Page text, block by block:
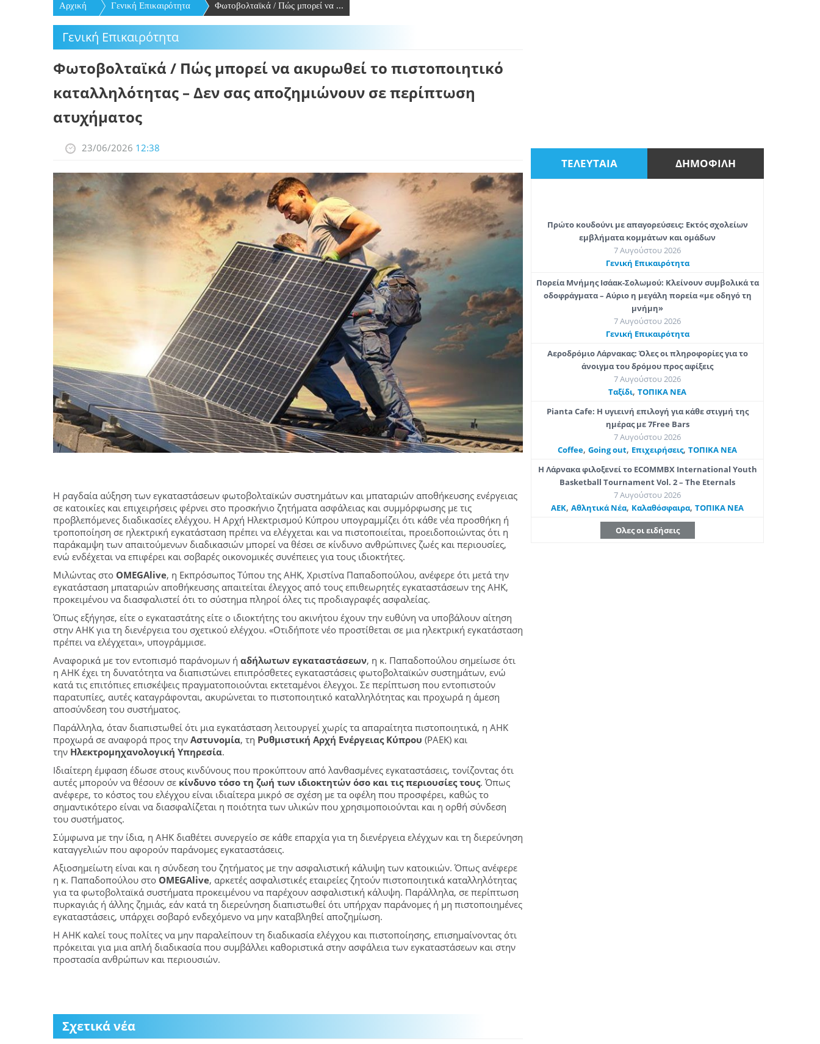
Αρχική Γενική Επικαιρότητα Φωτοβολταϊκά / Πώς μπορεί να ...
Γενική Επικαιρότητα
Φωτοβολταϊκά / Πώς μπορεί να ακυρωθεί το πιστοποιητικό
καταλληλότητας – Δεν σας αποζημιώνουν σε περίπτωση
ατυχήματος
23/06/2026 12:38
Η ραγδαία αύξηση των εγκαταστάσεων φωτοβολταϊκών συστημάτων και μπαταριών αποθήκευσης ενέργειας
σε κατοικίες και επιχειρήσεις φέρνει στο προσκήνιο ζητήματα ασφάλειας και συμμόρφωσης με τις
προβλεπόμενες διαδικασίες ελέγχου. Η Αρχή Ηλεκτρισμού Κύπρου υπογραμμίζει ότι κάθε νέα προσθήκη ή
τροποποίηση σε ηλεκτρική εγκατάσταση πρέπει να ελέγχεται και να πιστοποιείται, προειδοποιώντας ότι η
παράκαμψη των απαιτούμενων διαδικασιών μπορεί να θέσει σε κίνδυνο ανθρώπινες ζωές και περιουσίες,
ενώ ενδέχεται να επιφέρει και σοβαρές οικονομικές συνέπειες για τους ιδιοκτήτες.
Μιλώντας στο OMEGAlive, η Εκπρόσωπος Τύπου της ΑΗΚ, Χριστίνα Παπαδοπούλου, ανέφερε ότι μετά την
εγκατάσταση μπαταριών αποθήκευσης απαιτείται έλεγχος από τους επιθεωρητές εγκαταστάσεων της ΑΗΚ,
προκειμένου να διασφαλιστεί ότι το σύστημα πληροί όλες τις προδιαγραφές ασφαλείας.
Όπως εξήγησε, είτε ο εγκαταστάτης είτε ο ιδιοκτήτης του ακινήτου έχουν την ευθύνη να υποβάλουν αίτηση
στην ΑΗΚ για τη διενέργεια του σχετικού ελέγχου. «Οτιδήποτε νέο προστίθεται σε μια ηλεκτρική εγκατάσταση
πρέπει να ελέγχεται», υπογράμμισε.
Αναφορικά με τον εντοπισμό παράνομων ή αδήλωτων εγκαταστάσεων, η κ. Παπαδοπούλου σημείωσε ότι
η ΑΗΚ έχει τη δυνατότητα να διαπιστώνει επιπρόσθετες εγκαταστάσεις φωτοβολταϊκών συστημάτων, ενώ
κατά τις επιτόπιες επισκέψεις πραγματοποιούνται εκτεταμένοι έλεγχοι. Σε περίπτωση που εντοπιστούν
παρατυπίες, αυτές καταγράφονται, ακυρώνεται το πιστοποιητικό καταλληλότητας και προχωρά η άμεση
αποσύνδεση του συστήματος.
Παράλληλα, όταν διαπιστωθεί ότι μια εγκατάσταση λειτουργεί χωρίς τα απαραίτητα πιστοποιητικά, η ΑΗΚ
προχωρά σε αναφορά προς την Αστυνομία, τη Ρυθμιστική Αρχή Ενέργειας Κύπρου (ΡΑΕΚ) και
την Ηλεκτρομηχανολογική Υπηρεσία.
Ιδιαίτερη έμφαση έδωσε στους κινδύνους που προκύπτουν από λανθασμένες εγκαταστάσεις, τονίζοντας ότι
αυτές μπορούν να θέσουν σε κίνδυνο τόσο τη ζωή των ιδιοκτητών όσο και τις περιουσίες τους. Όπως
ανέφερε, το κόστος του ελέγχου είναι ιδιαίτερα μικρό σε σχέση με τα οφέλη που προσφέρει, καθώς το
σημαντικότερο είναι να διασφαλίζεται η ποιότητα των υλικών που χρησιμοποιούνται και η ορθή σύνδεση
του συστήματος.
Σύμφωνα με την ίδια, η ΑΗΚ διαθέτει συνεργείο σε κάθε επαρχία για τη διενέργεια ελέγχων και τη διερεύνηση
καταγγελιών που αφορούν παράνομες εγκαταστάσεις.
Αξιοσημείωτη είναι και η σύνδεση του ζητήματος με την ασφαλιστική κάλυψη των κατοικιών. Όπως ανέφερε
η κ. Παπαδοπούλου στο OMEGAlive, αρκετές ασφαλιστικές εταιρείες ζητούν πιστοποιητικά καταλληλότητας
για τα φωτοβολταϊκά συστήματα προκειμένου να παρέχουν ασφαλιστική κάλυψη. Παράλληλα, σε περίπτωση
πυρκαγιάς ή άλλης ζημιάς, εάν κατά τη διερεύνηση διαπιστωθεί ότι υπήρχαν παράνομες ή μη πιστοποιημένες
εγκαταστάσεις, υπάρχει σοβαρό ενδεχόμενο να μην καταβληθεί αποζημίωση.
Η ΑΗΚ καλεί τους πολίτες να μην παραλείπουν τη διαδικασία ελέγχου και πιστοποίησης, επισημαίνοντας ότι
πρόκειται για μια απλή διαδικασία που συμβάλλει καθοριστικά στην ασφάλεια των εγκαταστάσεων και στην
προστασία ανθρώπων και περιουσιών.
Σχετικά νέα
ΤΕΛΕΥΤΑΙΑ ΔΗΜΟΦΙΛΗ
Πρώτο κουδούνι με απαγορεύσεις: Εκτός σχολείων
εμβλήματα κομμάτων και ομάδων
7 Αυγούστου 2026
Γενική Επικαιρότητα
Πορεία Μνήμης Ισάακ-Σολωμού: Κλείνουν συμβολικά τα
οδοφράγματα – Αύριο η μεγάλη πορεία «με οδηγό τη
μνήμη»
7 Αυγούστου 2026
Γενική Επικαιρότητα
Αεροδρόμιο Λάρνακας: Όλες οι πληροφορίες για το
άνοιγμα του δρόμου προς αφίξεις
7 Αυγούστου 2026
Ταξίδι,ΤΟΠΙΚΑ ΝΕΑ
Pianta Cafe: Η υγιεινή επιλογή για κάθε στιγμή της
ημέρας με 7Free Bars
7 Αυγούστου 2026
Coffee,Going out, Επιχειρήσεις,ΤΟΠΙΚΑ ΝΕΑ
Η Λάρνακα φιλοξενεί το ECOMMBX International Youth
Basketball Tournament Vol. 2 – The Eternals
7 Αυγούστου 2026
ΑΕΚ,Αθλητικά Νέα, Καλαθόσφαιρα,ΤΟΠΙΚΑ ΝΕΑ
Ολες οι ειδήσεις